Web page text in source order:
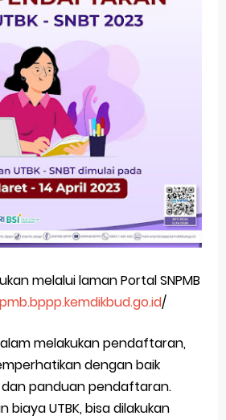
Sekolah Kedinasan 2022
UNEJ Jalur PMDK 2022
Hasil SNMPTN 2022
SNMPTN Telah Dibuka
Registrasi Akun LTMPT 2022
tahun 2025, apa saja yang baru?
Sabtu, 8 Agustus
melalui laman Portal SNPMB
/
melakukan pendaftaran,
dengan baik
panduan pendaftaran.
biaya UTBK, bisa dilakukan